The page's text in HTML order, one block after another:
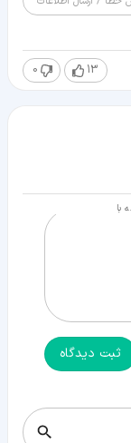
13
0
با
ثبت دیدگاه